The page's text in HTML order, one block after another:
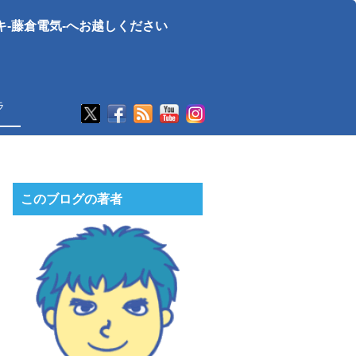
-藤倉電気-へお越しください
このブログの著者